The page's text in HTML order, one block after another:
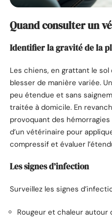
Quand consulter un
Identifier la gravité de la
Les chiens, en grattant le
blesser de manière variée.
peu étendue et sans
traitée à domicile. En
provoquant des
d’un vétérinaire pour
compressif et évaluer
Les signes d’infection
Surveillez les signes
Rougeur et chaleur autour